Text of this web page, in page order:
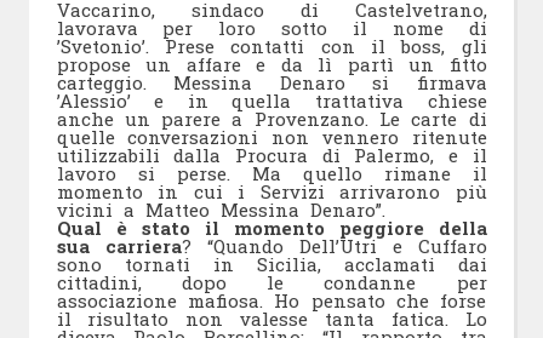
Vaccarino, sindaco di Castelvetrano,
lavorava per loro sotto il nome di
’Svetonio’. Prese contatti con il boss, gli
propose un affare e da lì partì un fitto
carteggio. Messina Denaro si firmava
’Alessio’ e in quella trattativa chiese
anche un parere a Provenzano. Le carte di
quelle conversazioni non vennero ritenute
utilizzabili dalla Procura di Palermo, e il
lavoro si perse. Ma quello rimane il
momento in cui i Servizi arrivarono più
vicini a Matteo Messina Denaro”.
Qual è stato il momento peggiore della
sua carriera? “Quando Dell’Utri e Cuffaro
sono tornati in Sicilia, acclamati dai
cittadini, dopo le condanne per
associazione mafiosa. Ho pensato che forse
il risultato non valesse tanta fatica. Lo